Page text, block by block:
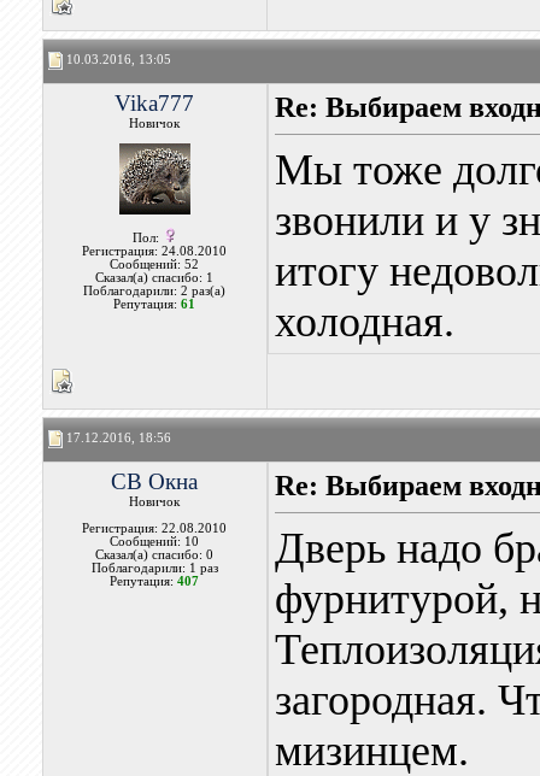
10.03.2016, 13:05
Vika777
Новичок
Пол:
Регистрация: 24.08.2010
Сообщений: 52
Сказал(а) спасибо: 1
Поблагодарили: 2 раз(а)
Репутация:61
Re: Выбираем
Мы тоже
звонили и у
итогу
холодная.
17.12.2016, 18:56
СВ Окна
Новичок
Регистрация: 22.08.2010
Сообщений: 10
Сказал(а) спасибо: 0
Поблагодарили: 1 раз
Репутация:407
Re: Выбираем
Дверь надо
фурнитурой,
загородная.
мизинцем.